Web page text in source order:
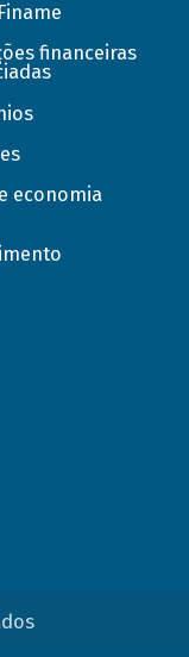
financeiras
economia